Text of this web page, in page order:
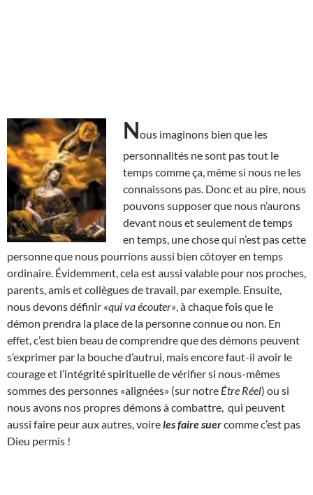
Nous imaginons bien que les
personnalités ne sont pas tout le
temps comme ça, même si nous ne les
connaissons pas. Donc et au pire, nous
pouvons supposer que nous n’aurons
devant nous et seulement de temps
en temps, une chose qui n’est pas cette
personne que nous pourrions aussi bien côtoyer en temps
ordinaire. Évidemment, cela est aussi valable pour nos proches,
parents, amis et collègues de travail, par exemple. Ensuite,
nous devons définir «qui va écouter» , à chaque fois que le
démon prendra la place de la personne connue ou non. En
effet, c’est bien beau de comprendre que des démons peuvent
s’exprimer par la bouche d’autrui, mais encore faut-il avoir le
courage et l’intégrité spirituelle de vérifier si nous-mêmes
sommes des personnes «alignées» (sur notre Être Réel) ou si
nous avons nos propres démons à combattre, qui peuvent
aussi faire peur aux autres, voireles faire suercomme c’est pas
Dieu permis !